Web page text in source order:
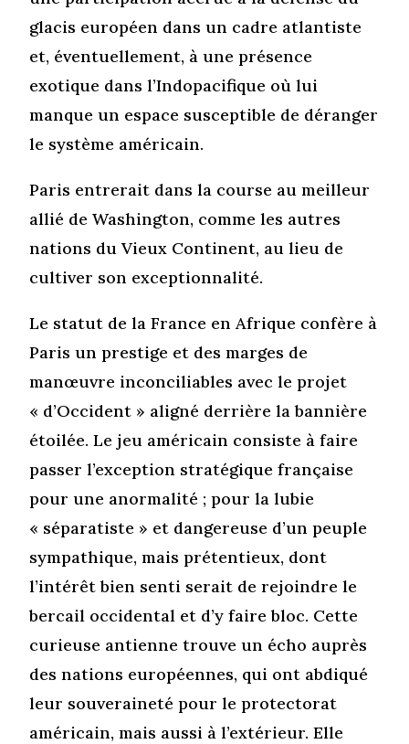
glacis européen dans un cadre atlantiste
et, éventuellement, à une présence
exotique dans l’Indopacifique où lui
manque un espace susceptible de déranger
le système américain.
Paris entrerait dans la course au meilleur
allié de Washington, comme les autres
nations du Vieux Continent, au lieu de
cultiver son exceptionnalité.
Le statut de la France en Afrique confère à
Paris un prestige et des marges de
manœuvre inconciliables avec le projet
« d’Occident » aligné derrière la bannière
étoilée. Le jeu américain consiste à faire
passer l’exception stratégique française
pour une anormalité ; pour la lubie
« séparatiste » et dangereuse d’un peuple
sympathique, mais prétentieux, dont
l’intérêt bien senti serait de rejoindre le
bercail occidental et d’y faire bloc. Cette
curieuse antienne trouve un écho auprès
des nations européennes, qui ont abdiqué
leur souveraineté pour le protectorat
américain, mais aussi à l’extérieur. Elle